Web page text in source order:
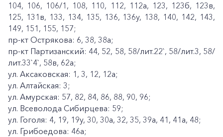
104, 106, 106/1, 108, 110, 112, 112а, 123, 123б, 123в,
125, 131в, 133, 134, 135, 136, 136у, 138, 140, 142, 143,
149, 151, 155, 157;
пр-кт Острякова: 6, 38, 38а;
пр-кт Партизанский: 44, 52, 58, 58/лит.22`, 58/лит.3, 58/
лит.33`4`, 58в, 62а;
ул. Аксаковская: 1, 3, 12, 12а;
ул. Алтайская: 3;
ул. Амурская: 57, 82, 84, 86, 88, 90, 96;
ул. Всеволода Сибирцева: 59;
ул. Гоголя: 4, 19, 19у, 30, 30а, 32, 35, 39а, 41, 41а, 48;
ул. Грибоедова: 46а;